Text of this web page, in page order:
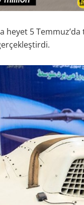
heyet 5